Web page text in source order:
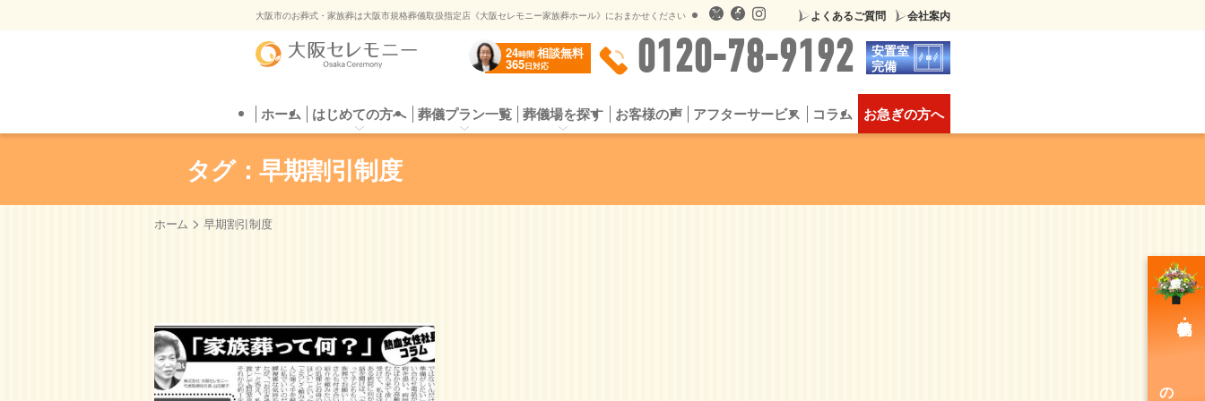
大阪市のお葬式・家族葬は大阪市規格葬儀取扱指定店《大阪セレモニー家族葬ホール》におまかせください よくあるご質問 会社案内
24時間 相談無料
365日対応 0120-78-9192
安置室
完備
ホーム はじめての方へ
はじめての方へ お葬式の流れ 選ばれる5つの理由 よくある質問
供花・供物について
葬儀プラン一覧
葬儀プラン 直葬プラン 一日葬プラン シンプル家族葬 スタンダード家族葬
豪華な家族葬
葬儀場を探す
葬儀場を探す 自社会館 公営斎場一覧 提携斎場（公営斎場）
お客様の声 アフターサービス コラム お急ぎの方へ
タグ：早期割引制度
ホーム >早期割引制度
のご注文